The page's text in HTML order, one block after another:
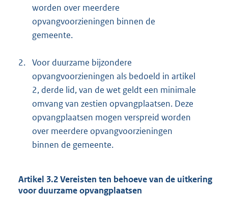
worden over meerdere
opvangvoorzieningen binnen de
gemeente.
2. Voor duurzame bijzondere
opvangvoorzieningen als bedoeld in artikel
2, derde lid, van de wet geldt een minimale
omvang van zestien opvangplaatsen. Deze
opvangplaatsen mogen verspreid worden
over meerdere opvangvoorzieningen
binnen de gemeente.
Artikel 3.2 Vereisten ten behoeve van de uitkering
voor duurzame opvangplaatsen